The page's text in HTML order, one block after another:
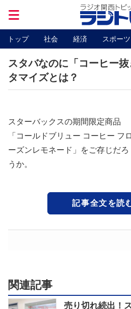
トップ 社会 経済 スポーツ
スタバなのに「コーヒー
タマイズとは？
スターバックスの期間限定商品
「コールドブリュー コーヒー フロ
ーズンレモネード」をご存じだろ
うか。
記事全文を読
関連記事
売り切れ続出！